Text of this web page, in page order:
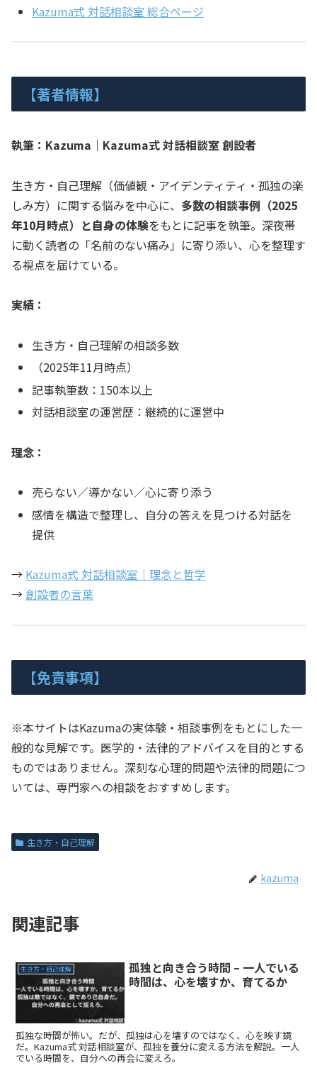
Kazuma式 対話相談室 総合ページ
【著者情報】
執筆：Kazuma｜Kazuma式 対話相談室 創設者
生き方・自己理解（価値観・アイデンティティ・孤独の楽
しみ方）に関する悩みを中心に、 多数の相談事例（2025
年10月時点）と自身の体験をもとに記事を執筆。深夜帯
に動く読者の「名前のない痛み」に寄り添い、心を整理す
る視点を届けている。
実績：
生き方・自己理解の相談多数
（2025年11月時点）
記事執筆数：150本以上
対話相談室の運営歴：継続的に運営中
理念：
売らない／導かない／心に寄り添う
感情を構造で整理し、自分の答えを見つける対話を
提供
→ Kazuma式 対話相談室｜理念と哲学
→ 創設者の言葉
【免責事項】
※本サイトはKazumaの実体験・相談事例をもとにした一
般的な見解です。医学的・法律的アドバイスを目的とする
ものではありません。深刻な心理的問題や法律的問題につ
いては、専門家への相談をおすすめします。
生き方・自己理解
kazuma
関連記事
生き方・自己理解
孤独と向き合う時間 – 一人でいる
時間は、心を壊すか、育てるか
孤独な時間が怖い。だが、孤独は心を壊すのではなく、心を映す鏡
だ。Kazuma式 対話相談室が、孤独を養分に変える方法を解説。一人
でいる時間を、自分への再会に変えろ。